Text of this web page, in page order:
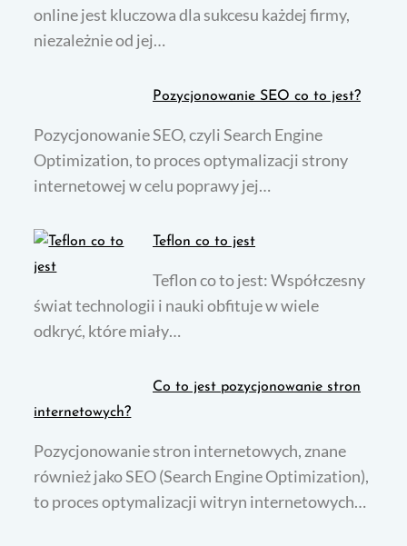
online jest kluczowa dla sukcesu każdej firmy,
niezależnie od jej…
Pozycjonowanie SEO co to jest?
Pozycjonowanie SEO, czyli Search Engine
Optimization, to proces optymalizacji strony
internetowej w celu poprawy jej…
Teflon co to jest
Teflon co to jest: Współczesny
świat technologii i nauki obfituje w wiele
odkryć, które miały…
Co to jest pozycjonowanie stron
internetowych?
Pozycjonowanie stron internetowych, znane
również jako SEO (Search Engine Optimization),
to proces optymalizacji witryn internetowych…